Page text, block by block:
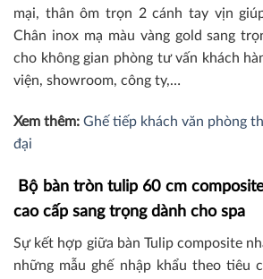
mại, thân ôm trọn 2 cánh tay vịn
Chân inox mạ màu vàng gold sang
cho không gian phòng tư vấn khách
viện, showroom, công ty,…
Xem thêm: Ghế tiếp khách văn phòng
đại
Bộ bàn tròn tulip 60 cm
cao cấp sang trọng dành cho spa
Sự kết hợp giữa bàn Tulip composite
những mẫu ghế nhập khẩu theo tiêu